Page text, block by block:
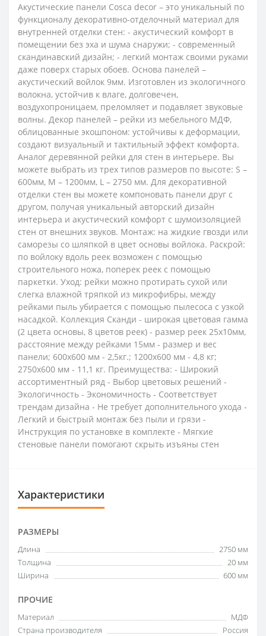
Акустические панели Cosca decor – это уникальный по
функционалу декоративно-отделочный материал для
внутренней отделки стен: - акустический комфорт в
помещении без эха и шума снаружи; - современный
скандинавский дизайн; - легкий монтаж своими руками
даже поверх старых обоев. Основа панелей –
акустический войлок 9мм. Изготовлен из экологичного
волокна, устойчив к влаге, долговечен,
воздухопроницаем, преломляет и подавляет звуковые
волны. Декор панелей – рейки из мебельного МДФ,
облицованные экошпоном: устойчивы к деформации,
создают визуальный и тактильный эффект комфорта.
Аналог деревянной рейки для стен в интерьере. Вы
можете выбрать из трех типов размеров по высоте: S –
600мм, M – 1200мм, L – 2750 мм. Для декоративной
отделки стен вы можете компоновать панели друг с
другом, получая уникальный авторский дизайн
интерьера и акустический комфорт с шумоизоляцией
стен от внешних звуков. Монтаж: на жидкие гвозди или
саморезы со шляпкой в цвет основы войлока. Раскрой:
по войлоку вдоль реек возможен с помощью
строительного ножа, поперек реек с помощью
паркетки. Уход: рейки можно протирать сухой или
слегка влажной тряпкой из микрофибры, между
рейками пыль убирается с помощью пылесоса с узкой
насадкой. Коллекция Сканди - широкая цветовая гамма
(2 цвета основы, 8 цветов реек) - размер реек 25х10мм,
расстояние между рейками 15мм - размер и вес
панели; 600х600 мм - 2,5кг.; 1200х600 мм - 4,8 кг;
2750х600 мм - 11,1 кг. Преимущества: - Широкий
ассортиментный ряд - Выбор цветовых решений -
Экологичность - Экономичность - Соответствует
трендам дизайна - Не требует дополнительного ухода -
Легкий и быстрый монтаж без пыли и грязи -
Инструкция по установке в комплекте - Мягкие
стеновые панели помогают скрыть изъяны стен
Характеристики
РАЗМЕРЫ
Длина
2750 мм
Толщина
20 мм
Ширина
600 мм
ПРОЧИЕ
Материал
МДФ
Страна производителя
Россия